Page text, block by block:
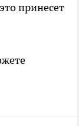
принесет